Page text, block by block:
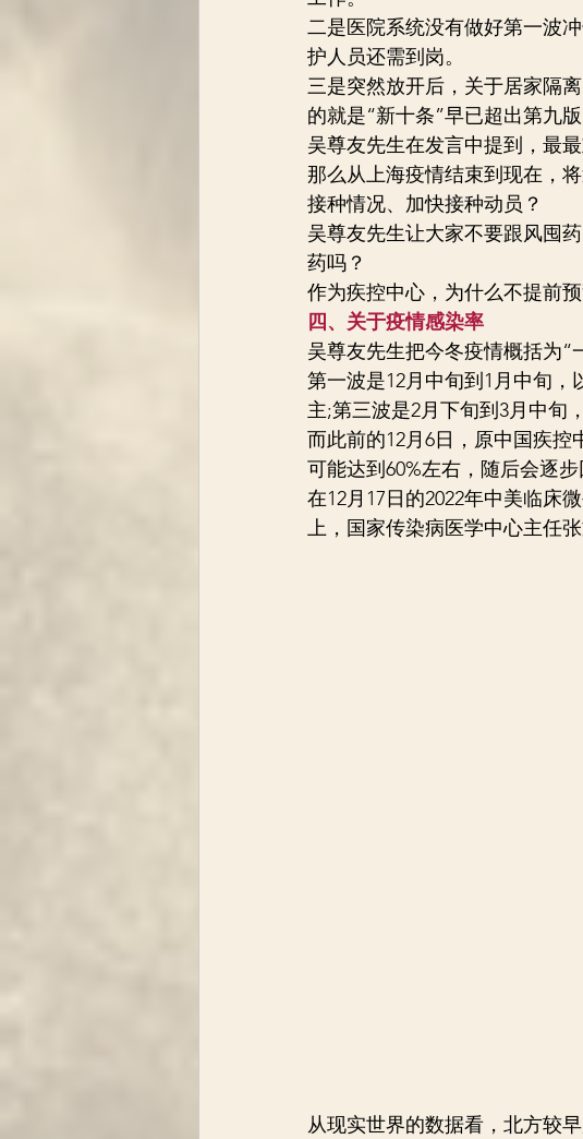
二是医院系统没有做好第一波
护人员还需到岗。
三是突然放开后，关于居家隔
的就是“新十条”早已超出第九
吴尊友先生在发言中提到，最
那么从上海疫情结束到现在，
接种情况、加快接种动员？
吴尊友先生让大家不要跟风囤
药吗？
作为疾控中心，为什么不提前
四、关于疫情感染率
吴尊友先生把今冬疫情概括为“
第一波是12月中旬到1月中旬
主;第三波是2月下旬到3月中旬
而此前的12月6日，原中国疾
可能达到60%左右，随后会逐
在12月17日的2022年中美临床
上，国家传染病医学中心主任
从现实世界的数据看，北方较